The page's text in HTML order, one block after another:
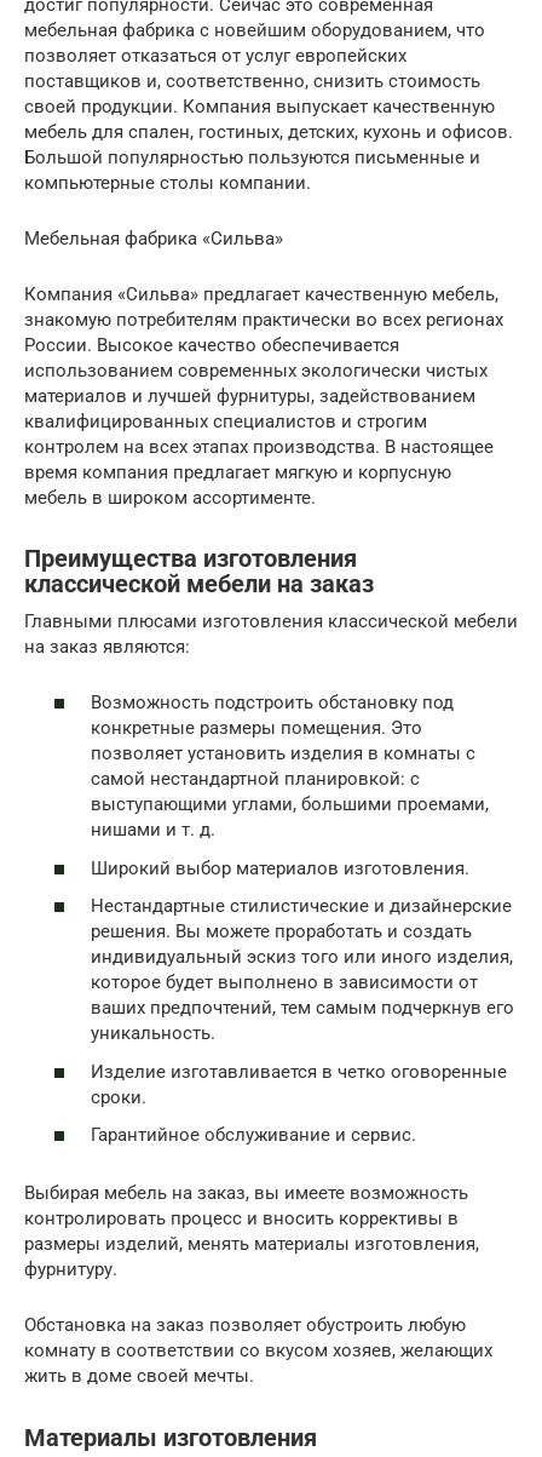
достиг популярности. Сейчас это современная
мебельная фабрика с новейшим оборудованием, что
позволяет отказаться от услуг европейских
поставщиков и, соответственно, снизить стоимость
своей продукции. Компания выпускает качественную
мебель для спален, гостиных, детских, кухонь и офисов.
Большой популярностью пользуются письменные и
компьютерные столы компании.
Мебельная фабрика «Сильва»
Компания «Сильва» предлагает качественную мебель,
знакомую потребителям практически во всех регионах
России. Высокое качество обеспечивается
использованием современных экологически чистых
материалов и лучшей фурнитуры, задействованием
квалифицированных специалистов и строгим
контролем на всех этапах производства. В настоящее
время компания предлагает мягкую и корпусную
мебель в широком ассортименте.
Преимущества изготовления
классической мебели на заказ
Главными плюсами изготовления классической мебели
на заказ являются:
Возможность подстроить обстановку под
конкретные размеры помещения. Это
позволяет установить изделия в комнаты с
самой нестандартной планировкой: с
выступающими углами, большими проемами,
нишами и т. д.
Широкий выбор материалов изготовления.
Нестандартные стилистические и дизайнерские
решения. Вы можете проработать и создать
индивидуальный эскиз того или иного изделия,
которое будет выполнено в зависимости от
ваших предпочтений, тем самым подчеркнув его
уникальность.
Изделие изготавливается в четко оговоренные
сроки.
Гарантийное обслуживание и сервис.
Выбирая мебель на заказ, вы имеете возможность
контролировать процесс и вносить коррективы в
размеры изделий, менять материалы изготовления,
фурнитуру.
Обстановка на заказ позволяет обустроить любую
комнату в соответствии со вкусом хозяев, желающих
жить в доме своей мечты.
Материалы изготовления